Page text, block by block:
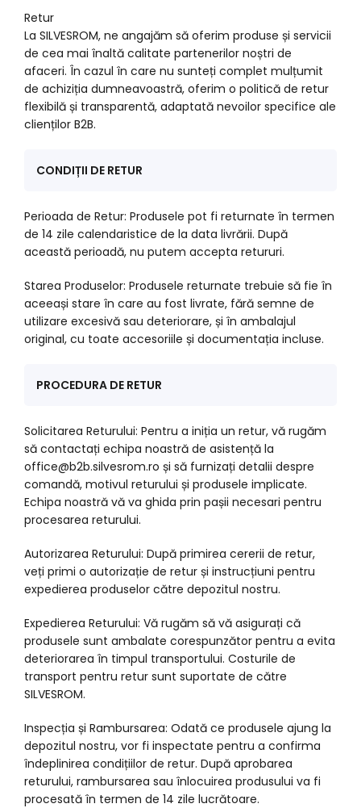
Retur
La SILVESROM, ne angajăm să oferim produse și servicii
de cea mai înaltă calitate partenerilor noștri de
afaceri. În cazul în care nu sunteți complet mulțumit
de achiziția dumneavoastră, oferim o politică de retur
flexibilă și transparentă, adaptată nevoilor specifice ale
clienților B2B.
CONDIȚII DE RETUR
Perioada de Retur: Produsele pot fi returnate în termen
de 14 zile calendaristice de la data livrării. După
această perioadă, nu putem accepta retururi.
Starea Produselor: Produsele returnate trebuie să fie în
aceeași stare în care au fost livrate, fără semne de
utilizare excesivă sau deteriorare, și în ambalajul
original, cu toate accesoriile și documentația incluse.
PROCEDURA DE RETUR
Solicitarea Returului: Pentru a iniția un retur, vă rugăm
să contactați echipa noastră de asistență la
office@b2b.silvesrom.ro și să furnizați detalii despre
comandă, motivul returului și produsele implicate.
Echipa noastră vă va ghida prin pașii necesari pentru
procesarea returului.
Autorizarea Returului: După primirea cererii de retur,
veți primi o autorizație de retur și instrucțiuni pentru
expedierea produselor către depozitul nostru.
Expedierea Returului: Vă rugăm să vă asigurați că
produsele sunt ambalate corespunzător pentru a evita
deteriorarea în timpul transportului. Costurile de
transport pentru retur sunt suportate de către
SILVESROM.
Inspecția și Rambursarea: Odată ce produsele ajung la
depozitul nostru, vor fi inspectate pentru a confirma
îndeplinirea condițiilor de retur. După aprobarea
returului, rambursarea sau înlocuirea produsului va fi
procesată în termen de 14 zile lucrătoare.